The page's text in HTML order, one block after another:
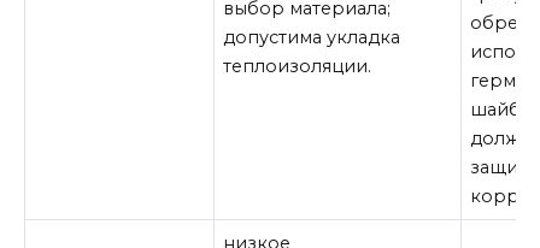
выбор материала;
допустима укладка
теплоизоляции.
низкое